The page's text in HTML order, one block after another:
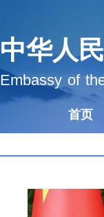
中华人
Embassy of
首页